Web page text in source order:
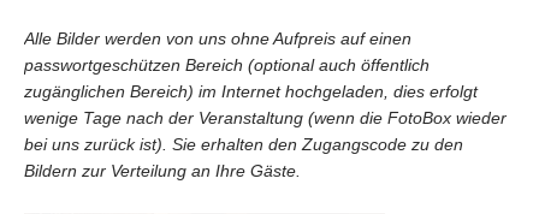
Alle Bilder werden von uns ohne Aufpreis auf einen
passwortgeschützen Bereich (optional auch öffentlich
zugänglichen Bereich) im Internet hochgeladen, dies erfolgt
wenige Tage nach der Veranstaltung (wenn die FotoBox wieder
bei uns zurück ist). Sie erhalten den Zugangscode zu den
Bildern zur Verteilung an Ihre Gäste.